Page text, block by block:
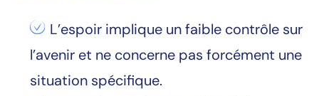
L’espoir implique un faible contrôle sur
l’avenir et ne concerne pas forcément une
situation spécifique.